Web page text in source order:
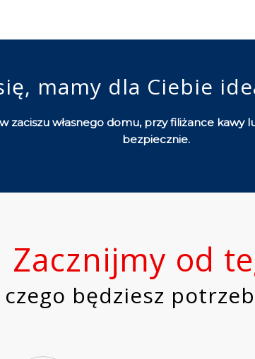
mamy dla Ciebie
zaciszu własnego domu, przy filiżance
bezpiecznie.
Zacznijmy od
czego będziesz